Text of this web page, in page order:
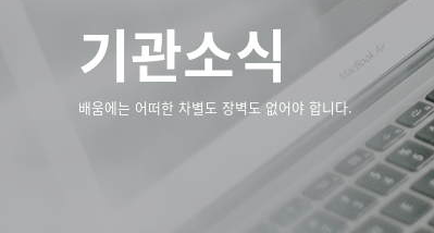
기관소식
배움에는 어떠한 차별도 장벽도 없어야 합니다.